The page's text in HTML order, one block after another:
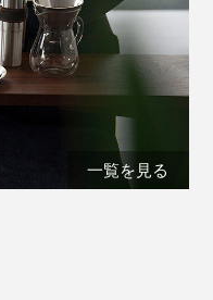
一覧を見る